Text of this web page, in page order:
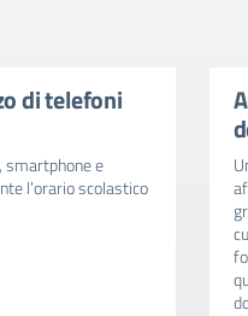
di telefoni
smartphone e
l’orario scolastico